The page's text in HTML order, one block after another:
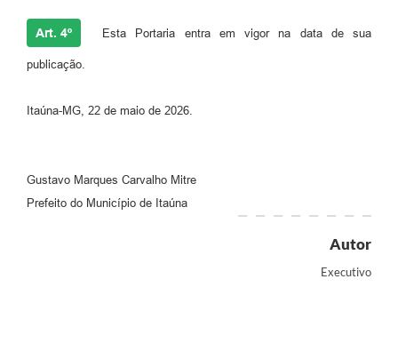
Art. 4º Esta Portaria entra em vigor na data de sua
publicação.
Itaúna-MG, 22 de maio de 2026.
Gustavo Marques Carvalho Mitre
Prefeito do Município de Itaúna
Autor
Executivo